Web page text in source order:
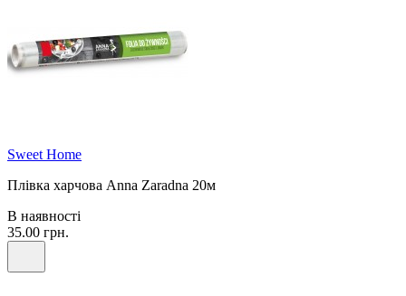
Sweet Home
Плівка харчова Anna Zaradna 20м
В наявності
35.00 грн.